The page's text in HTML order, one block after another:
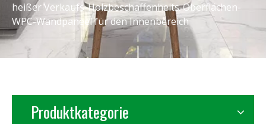
heißer Verkaufs-Holzbeschaffenheits-Oberflächen-
WPC-Wandpaneel für den Innenbereich
Produktkategorie